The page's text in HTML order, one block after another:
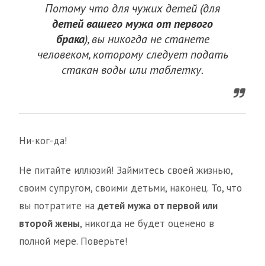
Потому что для чужих детей (для
детей вашего мужа от первого
брака), вы никогда не станете
человеком, которому следует подать
стакан воды или таблетку.
Ни-ког-да!
Не питайте иллюзий! Займитесь своей жизнью,
своим супругом, своими детьми, наконец. То, что
вы потратите на детей мужа от первой или
второй жены, никогда не будет оценено в
полной мере. Поверьте!